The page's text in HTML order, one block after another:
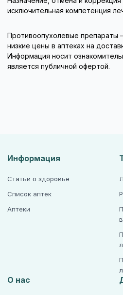
исключительная компетенция
Противоопухолевые препараты
низкие цены в аптеках на
Информация носит
является публичной офертой.
Информация
Статьи о здоровье
Список аптек
Аптеки
О нас